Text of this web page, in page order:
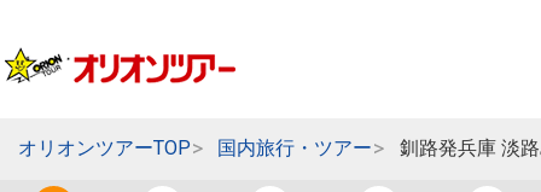
オリオンツアーTOP 国内旅行・ツアー 釧路発兵庫 淡